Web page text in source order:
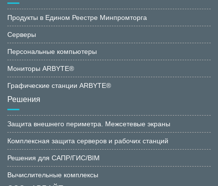
Продукты в Едином Реестре Минпромторга
Серверы
Персональные компьютеры
Мониторы ARBYTE®
Графические станции ARBYTE®
Решения
Защита внешнего периметра. Межсетевые экраны
Комплексная защита серверов и рабочих станций
Решения для САПР/ГИС/BIM
Вычислительные комплексы